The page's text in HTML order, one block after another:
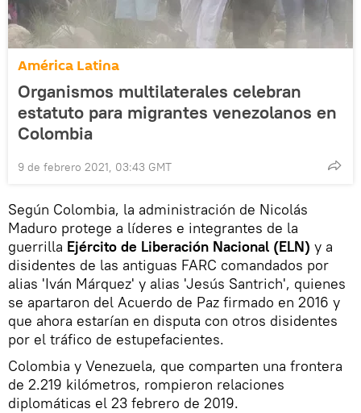
América Latina
Organismos multilaterales celebran
estatuto para migrantes venezolanos en
Colombia
9 de febrero 2021, 03:43 GMT
Según Colombia, la administración de Nicolás
Maduro protege a líderes e integrantes de la
guerrilla Ejército de Liberación Nacional (ELN) y a
disidentes de las antiguas FARC comandados por
alias 'Iván Márquez' y alias 'Jesús Santrich', quienes
se apartaron del Acuerdo de Paz firmado en 2016 y
que ahora estarían en disputa con otros disidentes
por el tráfico de estupefacientes.
Colombia y Venezuela, que comparten una frontera
de 2.219 kilómetros, rompieron relaciones
diplomáticas el 23 febrero de 2019.